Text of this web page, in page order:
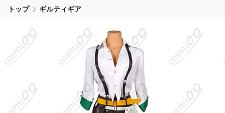
トップ ギルティギア